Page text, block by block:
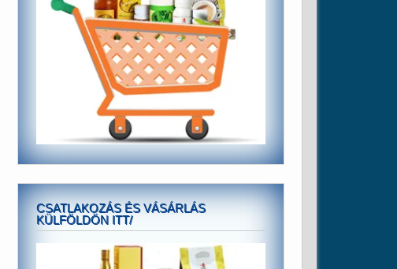
CSATLAKOZÁS ÉS VÁSÁRLÁS
KÜLFÖLDÖN ITT/